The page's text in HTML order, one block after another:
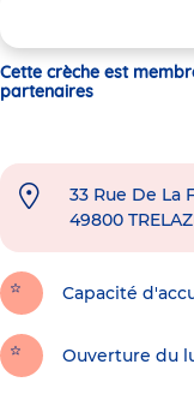
Cette crèche est
partenaires
33 Rue De La
49800
Capacité
Ouverture du